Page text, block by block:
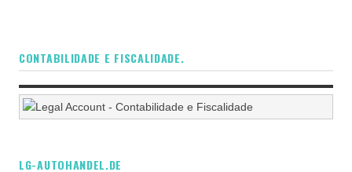
CONTABILIDADE E FISCALIDADE.
LG-AUTOHANDEL.DE